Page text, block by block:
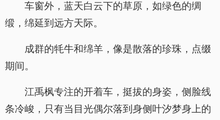
车窗外，蓝天白云下的草原，如绿色的绸
缎，绵延到远方天际。
成群的牦牛和绵羊，像是散落的珍珠，点缀
期间。
江禹枫专注的开着车，挺拔的身姿，侧脸线
条冷峻，只有当目光偶尔落到身侧叶汐梦身上的